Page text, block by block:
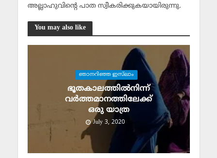
അല്ലാഹുവിന്റെ പാത സ്വീകരിക്കുകയായിരുന്നു.
You may also like
ഞാനറിഞ്ഞ ഇസ്‌ലാം
ഭൂതകാലത്തില്‍നിന്ന്
വര്‍ത്തമാനത്തിലേക്ക്
ഒരു യാത്ര
July 3, 2020